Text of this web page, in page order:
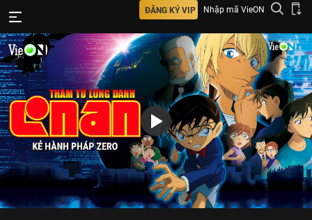
ĐĂNG KÝ VIP Nhập mã VieON